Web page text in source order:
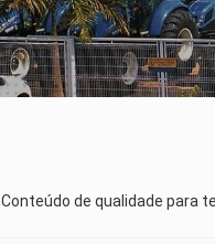
Conteúdo de qualidade para